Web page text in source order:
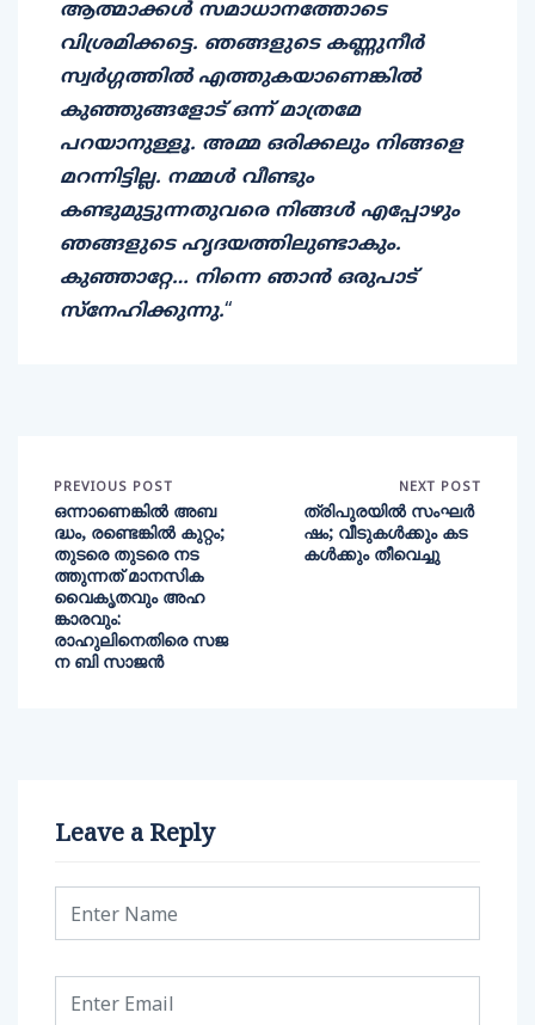
ആത്മാക്കൾ സമാധാനത്തോടെ
വിശ്രമിക്കട്ടെ. ഞങ്ങളുടെ കണ്ണുനീർ
സ്വർഗ്ഗത്തിൽ എത്തുകയാണെങ്കില്‍
കുഞ്ഞുങ്ങളോട് ഒന്ന് മാത്രമേ
പറയാനുള്ളൂ. അമ്മ ഒരിക്കലും നിങ്ങളെ
മറന്നിട്ടില്ല. നമ്മള്‍ വീണ്ടും
കണ്ടുമുട്ടുന്നതുവരെ നിങ്ങള്‍ എപ്പോ‍ഴും
ഞങ്ങളുടെ ഹൃദയത്തിലുണ്ടാകും.
കുഞ്ഞാറ്റേ… നിന്നെ ഞാൻ ഒരുപാട്
സ്നേഹിക്കുന്നു.“
PREVIOUS POST
ഒന്നാണെങ്കിൽ അബ
ദ്ധം, രണ്ടെങ്കിൽ കുറ്റം;
തുടരെ തുടരെ നട
ത്തുന്നത് മാനസിക
വൈകൃതവും അഹ
ങ്കാരവും:
രാഹുലിനെതിരെ സജ
ന ബി സാജൻ
NEXT POST
ത്രിപുരയിൽ സംഘർ
ഷം; വീടുകൾക്കും കട
കൾക്കും തീവെച്ചു
Leave a Reply